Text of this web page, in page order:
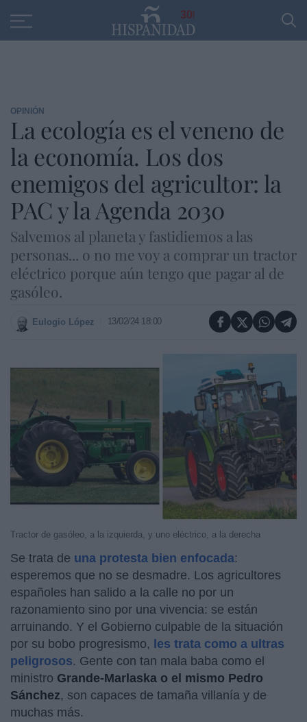
30
OPINIÓN
La ecología es el veneno de
la economía. Los dos
enemigos del agricultor: la
PAC y la Agenda 2030
Salvemos al planeta y fastidiemos a las
personas... o no me voy a comprar un tractor
eléctrico porque aún tengo que pagar al de
gasóleo.
Eulogio López 13/02/24 18:00
Tractor de gasóleo, a la izquierda, y uno eléctrico, a la derecha
Se trata de una protesta bien enfocada:
esperemos que no se desmadre. Los agricultores
españoles han salido a la calle no por un
razonamiento sino por una vivencia: se están
arruinando. Y el Gobierno culpable de la situación
por su bobo progresismo, les trata como a ultras
peligrosos. Gente con tan mala baba como el
ministro Grande-Marlaska o el mismo Pedro
Sánchez, son capaces de tamaña villanía y de
muchas más.